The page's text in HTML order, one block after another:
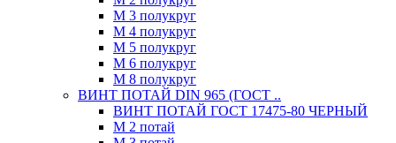
М 3 полукруг
М 4 полукруг
М 5 полукруг
М 6 полукруг
М 8 полукруг
ВИНТ ПОТАЙ DIN 965 (ГОСТ ..
ВИНТ ПОТАЙ ГОСТ 17475-80 ЧЕРНЫЙ
М 2 потай